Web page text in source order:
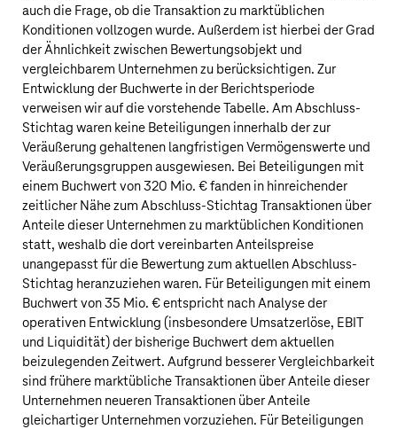
auch die Frage, ob die Transaktion zu marktüblichen
Konditionen vollzogen wurde. Außerdem ist hierbei der Grad
der Ähnlichkeit zwischen Bewertungsobjekt und
vergleichbarem Unternehmen zu berücksichtigen. Zur
Entwicklung der Buchwerte in der Berichtsperiode
verweisen wir auf die vorstehende Tabelle. Am Abschluss-
Stichtag waren keine Beteiligungen innerhalb der zur
Veräußerung gehaltenen langfristigen Vermögenswerte und
Veräußerungsgruppen ausgewiesen. Bei Beteiligungen mit
einem Buchwert von320 Mio. €fanden in hinreichender
zeitlicher Nähe zum Abschluss-Stichtag Transaktionen über
Anteile dieser Unternehmen zu marktüblichen Konditionen
statt, weshalb die dort vereinbarten Anteilspreise
unangepasst für die Bewertung zum aktuellen Abschluss-
Stichtag heranzuziehen waren. Für Beteiligungen mit einem
Buchwert von35 Mio. €entspricht nach Analyse der
operativen Entwicklung (insbesondere Umsatzerlöse, EBIT
und Liquidität) der bisherige Buchwert dem aktuellen
beizulegenden Zeitwert. Aufgrund besserer Vergleichbarkeit
sind frühere marktübliche Transaktionen über Anteile dieser
Unternehmen neueren Transaktionen über Anteile
gleichartiger Unternehmen vorzuziehen. Für Beteiligungen